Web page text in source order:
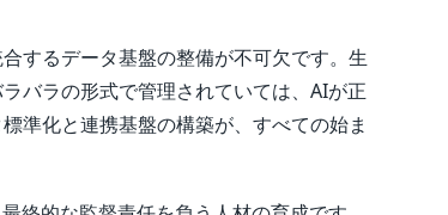
するデータ基盤の整備が不可欠です。生
バラの形式で管理されていては、AIが正
準化と連携基盤の構築が、すべての始ま